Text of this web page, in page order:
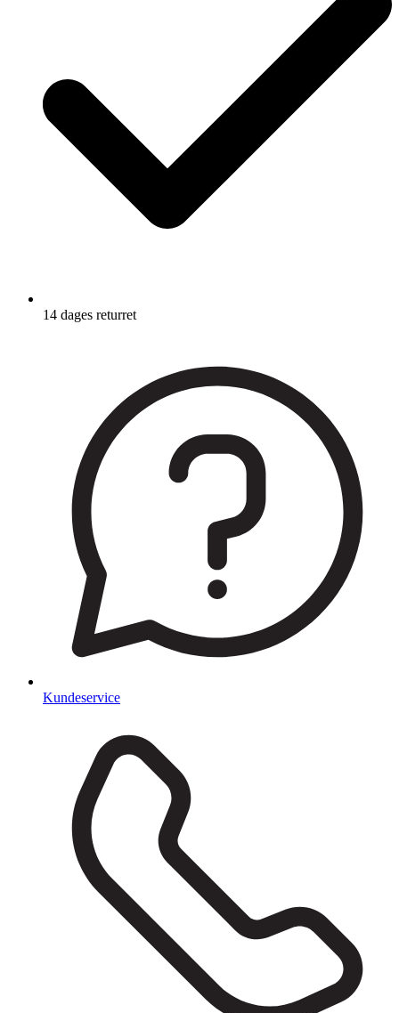
14 dages returret
Kundeservice